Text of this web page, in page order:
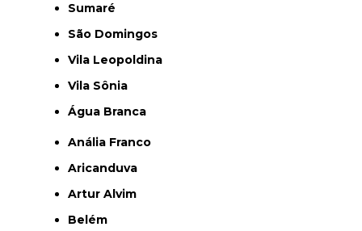
Sumaré
São Domingos
Vila Leopoldina
Vila Sônia
Água Branca
Anália Franco
Aricanduva
Artur Alvim
Belém